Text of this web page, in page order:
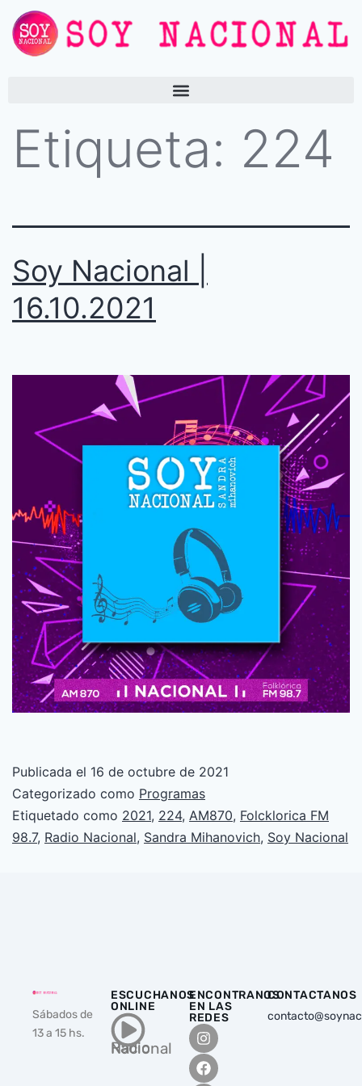
Etiqueta: 224
Soy Nacional |
16.10.2021
Publicada el 16 de octubre de 2021
Categorizado como Programas
Etiquetado como 2021, 224, AM870, Folcklorica FM
98.7, Radio Nacional, Sandra Mihanovich, Soy Nacional
Sábados de
13 a 15 hs.
ESCUCHANOS
ONLINE
Radio Nacional
ENCONTRANOS
EN LAS
REDES
CONTACTANOS